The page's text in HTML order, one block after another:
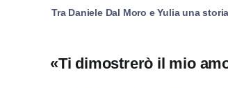
Tra Daniele Dal Moro e Yulia una
«Ti dimostrerò il mio